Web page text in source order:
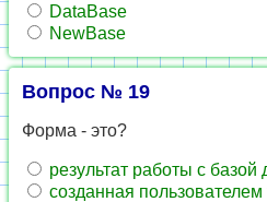
DataBase
NewBase
Вопрос № 19
Форма - это?
результат работы с базой
созданная пользователем